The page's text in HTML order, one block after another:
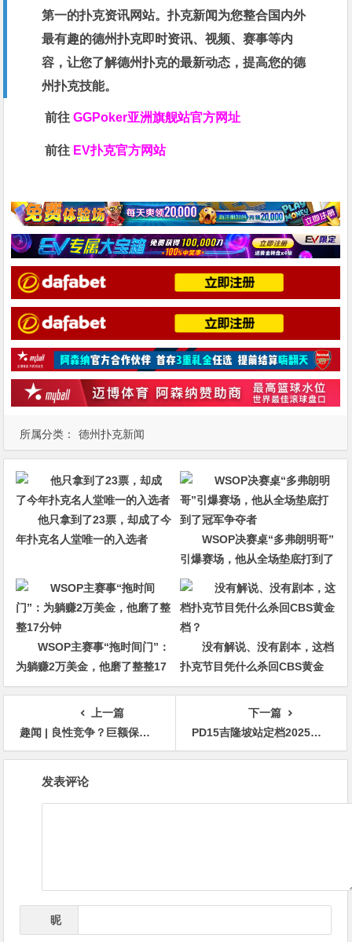
所属分类： 德州扑克新闻
第一的扑克资讯网站。扑克新闻为您整合国内外
最有趣的德州扑克即时资讯、视频、赛事等内
容，让您了解德州扑克的最新动态，提高您的德
州扑克技能。
前往GGPoker亚洲旗舰站官方网址
前往 EV扑克官方网站
他只拿到了23票，却成了今
年扑克名人堂唯一的入选者
WSOP决赛桌“多弗朗明哥”
引爆赛场，他从全场垫底打到了
冠军争夺者
WSOP主赛事“拖时间门”：
为躺赚2万美金，他磨了整整17
分钟
没有解说、没有剧本，这档
扑克节目凭什么杀回CBS黄金
档？
上一篇
趣闻 | 良性竞争？巨额保证金导致各大系列赛接连出现亏损
下一篇
PD15吉隆坡站定档2025年1月16日-26日！期待中国军团再创辉煌
发表评论
昵